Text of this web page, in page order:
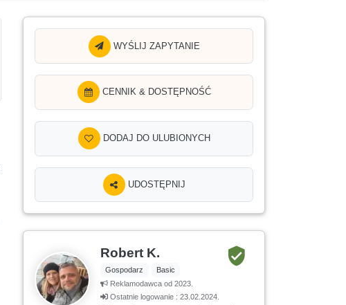
WYŚLIJ ZAPYTANIE
CENNIK & DOSTĘPNOŚĆ
DODAJ DO ULUBIONYCH
UDOSTĘPNIJ
Robert K.
Gospodarz
Basic
Reklamodawca od 2023.
Ostatnie logowanie : 23.02.2024.